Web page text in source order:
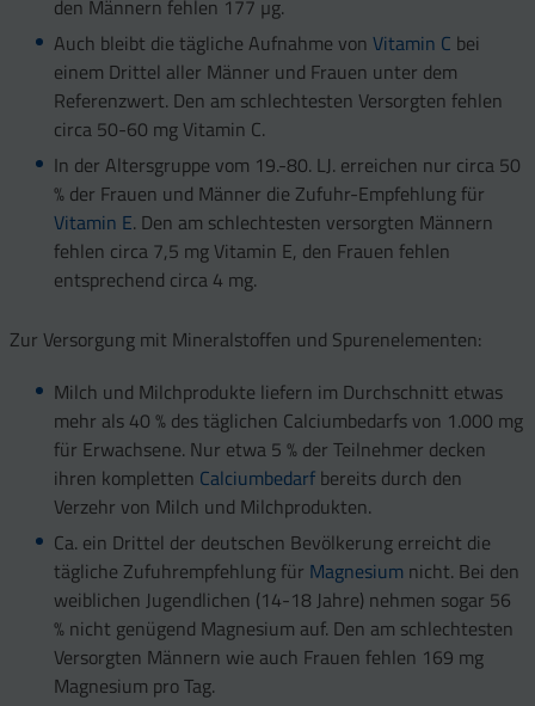
den Männern fehlen 177 µg.
Auch bleibt die tägliche Aufnahme von Vitamin C bei
einem Drittel aller Männer und Frauen unter dem
Referenzwert. Den am schlechtesten Versorgten fehlen
circa 50-60 mg Vitamin C.
In der Altersgruppe vom 19.-80. LJ. erreichen nur circa 50
% der Frauen und Männer die Zufuhr-Empfehlung für
Vitamin E. Den am schlechtesten versorgten Männern
fehlen circa 7,5 mg Vitamin E, den Frauen fehlen
entsprechend circa 4 mg.
Zur Versorgung mit Mineralstoffen und Spurenelementen:
Milch und Milchprodukte liefern im Durchschnitt etwas
mehr als 40 % des täglichen Calciumbedarfs von 1.000 mg
für Erwachsene. Nur etwa 5 % der Teilnehmer decken
ihren kompletten Calciumbedarfbereits durch den
Verzehr von Milch und Milchprodukten.
Ca. ein Drittel der deutschen Bevölkerung erreicht die
tägliche Zufuhrempfehlung für Magnesium nicht. Bei den
weiblichen Jugendlichen (14-18 Jahre) nehmen sogar 56
% nicht genügend Magnesium auf. Den am schlechtesten
Versorgten Männern wie auch Frauen fehlen 169 mg
Magnesium pro Tag.